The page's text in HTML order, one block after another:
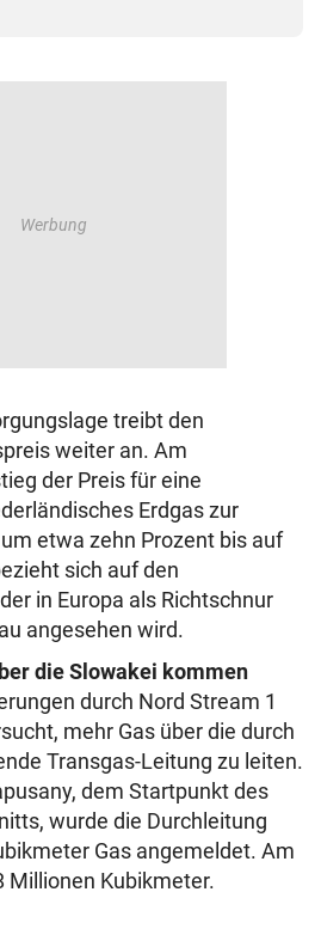
treibt den
weiter an. Am
der Preis für eine
Erdgas zur
etwa zehn Prozent bis auf
sich auf den
in Europa als Richtschnur
angesehen wird.
die Slowakei kommen
durch Nord Stream 1
mehr Gas über die durch
Transgas-Leitung zu leiten.
dem Startpunkt des
wurde die Durchleitung
Gas angemeldet. Am
Millionen Kubikmeter.